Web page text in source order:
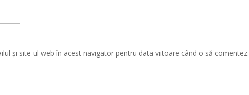
și site-ul web în acest navigator pentru data viitoare când o să comentez.